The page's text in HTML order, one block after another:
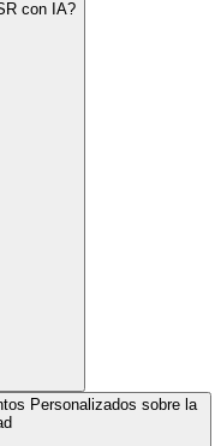
con IA?
Personalizados sobre la